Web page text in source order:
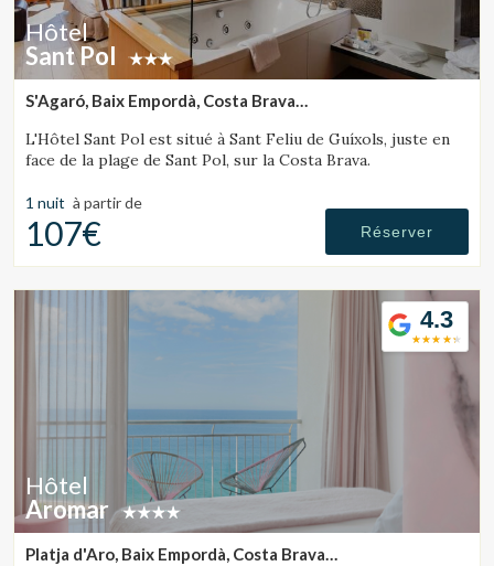
Hôtel
Sant Pol
S'Agaró, Baix Empordà, Costa Brava
L'Hôtel Sant Pol est situé à Sant Feliu de Guíxols, juste en
face de la plage de Sant Pol, sur la Costa Brava.
1 nuit à partir de
107€ Réserver
4.3
Hôtel
Aromar
Platja d'Aro, Baix Empordà, Costa Brava
Ces cookies sont utilisés pour stocker des informations sur
les préférences et les choix personnels de l'utilisateur
grâce à l'observation continue de ses habitudes de
navigation. Grâce à eux, nous pouvons connaître les
habitudes de navigation sur le site Web et afficher des
publicités liées au profil de navigation de l'utilisateur.